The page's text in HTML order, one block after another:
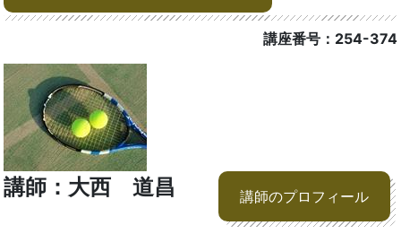
講座番号：254-374
講師：大西 道昌 講師のプロフィール